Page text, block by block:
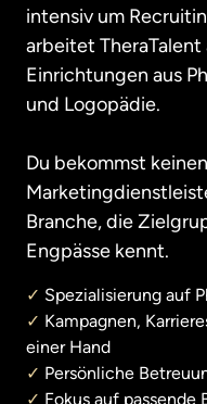
intensiv um
arbeitet
Einrichtungen aus
und Logopädie.
Du bekommst
Branche, die
Engpässe kennt.
✓
✓ Kampagnen,
✓
✓ Fokus auf